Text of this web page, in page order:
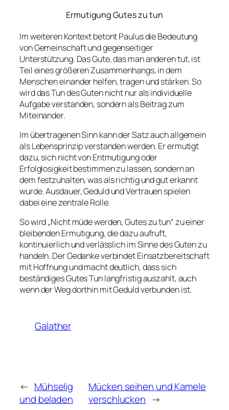
Ermutigung Gutes zu tun
Im weiteren Kontext betont Paulus die Bedeutung
von Gemeinschaft und gegenseitiger
Unterstützung. Das Gute, das man anderen tut, ist
Teil eines größeren Zusammenhangs, in dem
Menschen einander helfen, tragen und stärken. So
wird das Tun des Guten nicht nur als individuelle
Aufgabe verstanden, sondern als Beitrag zum
Miteinander.
Im übertragenen Sinn kann der Satz auch allgemein
als Lebensprinzip verstanden werden. Er ermutigt
dazu, sich nicht von Entmutigung oder
Erfolglosigkeit bestimmen zu lassen, sondern an
dem festzuhalten, was als richtig und gut erkannt
wurde. Ausdauer, Geduld und Vertrauen spielen
dabei eine zentrale Rolle.
So wird „Nicht müde werden, Gutes zu tun“ zu einer
bleibenden Ermutigung, die dazu aufruft,
kontinuierlich und verlässlich im Sinne des Guten zu
handeln. Der Gedanke verbindet Einsatzbereitschaft
mit Hoffnung und macht deutlich, dass sich
beständiges Gutes Tun langfristig auszahlt, auch
wenn der Weg dorthin mit Geduld verbunden ist.
Galather
← Mühselig
und beladen
Mücken seihen und Kamele
verschlucken →